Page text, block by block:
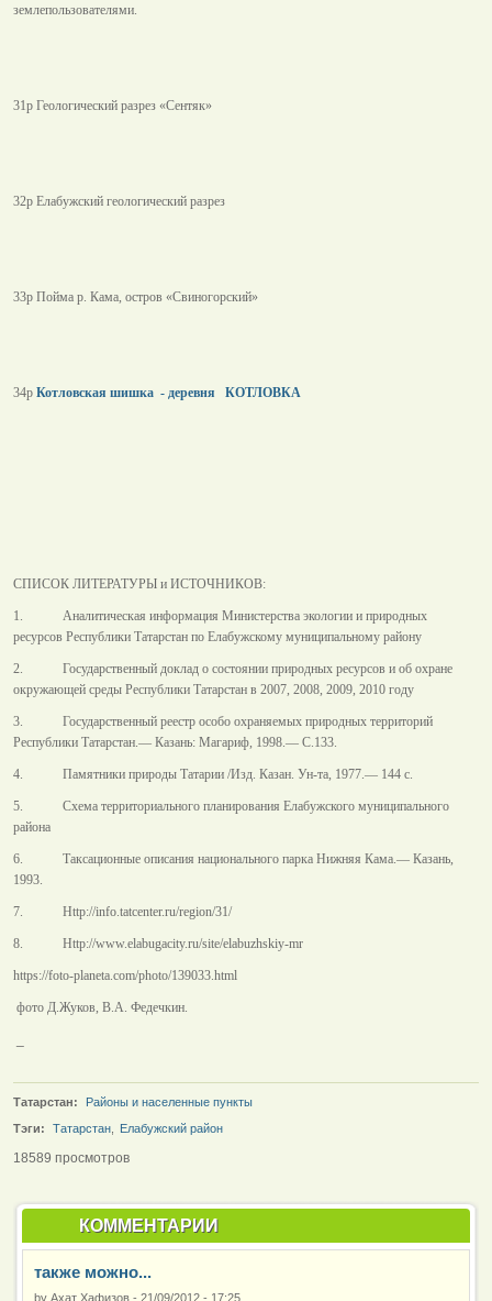
землепользователями.
31р Геологический разрез «Сентяк»
32р Елабужский геологический разрез
33р Пойма р. Кама, остров «Свиногорский»
34р Котловская шишка - деревня КОТЛОВКА
СПИСОК ЛИТЕРАТУРЫ и ИСТОЧНИКОВ:
1. Аналитическая информация Министерства экологии и природных
ресурсов Республики Татарстан по Елабужскому муниципальному району
2. Государственный доклад о состоянии природных ресурсов и об охране
окружающей среды Республики Татарстан в 2007, 2008, 2009, 2010 году
3. Государственный реестр особо охраняемых природных территорий
Республики Татарстан.— Казань: Магариф, 1998.— С.133.
4. Памятники природы Татарии /Изд. Казан. Ун-та, 1977.— 144 с.
5. Схема территориального планирования Елабужского муниципального
района
6. Таксационные описания национального парка Нижняя Кама.— Казань,
1993.
7. Http://info.tatcenter.ru/region/31/
8. Http://www.elabugacity.ru/site/elabuzhskiy-mr
https://foto-planeta.com/photo/139033.html
фото Д.Жуков, В.А. Федечкин.
Татарстан:
Районы и населенные пункты
Тэги:
Татарстан Елабужский район
18589 просмотров
КОММЕНТАРИИ
также можно...
by Ахат Хафизов - 21/09/2012 - 17:25